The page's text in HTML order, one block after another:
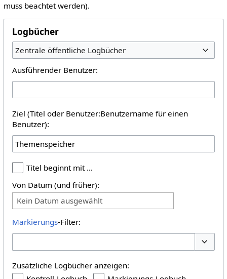
muss beachtet werden).
Logbücher
Zentrale öffentliche Logbücher
Ausführender Benutzer:
Ziel (Titel oder Benutzer:Benutzername für einen
Benutzer):
Titel beginnt mit …
Von Datum (und früher):
Kein Datum ausgewählt
Markierungs-Filter:
Zusätzliche Logbücher anzeigen: